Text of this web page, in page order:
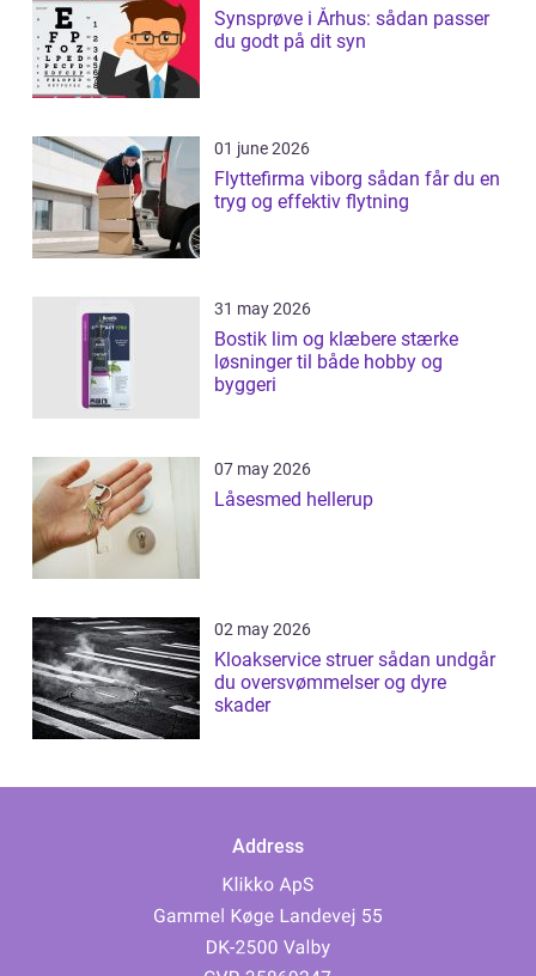
Synsprøve i Århus: sådan passer
du godt på dit syn
01 june 2026
Flyttefirma viborg sådan får du en
tryg og effektiv flytning
31 may 2026
Bostik lim og klæbere stærke
løsninger til både hobby og
byggeri
07 may 2026
Låsesmed hellerup
02 may 2026
Kloakservice struer sådan undgår
du oversvømmelser og dyre
skader
Address